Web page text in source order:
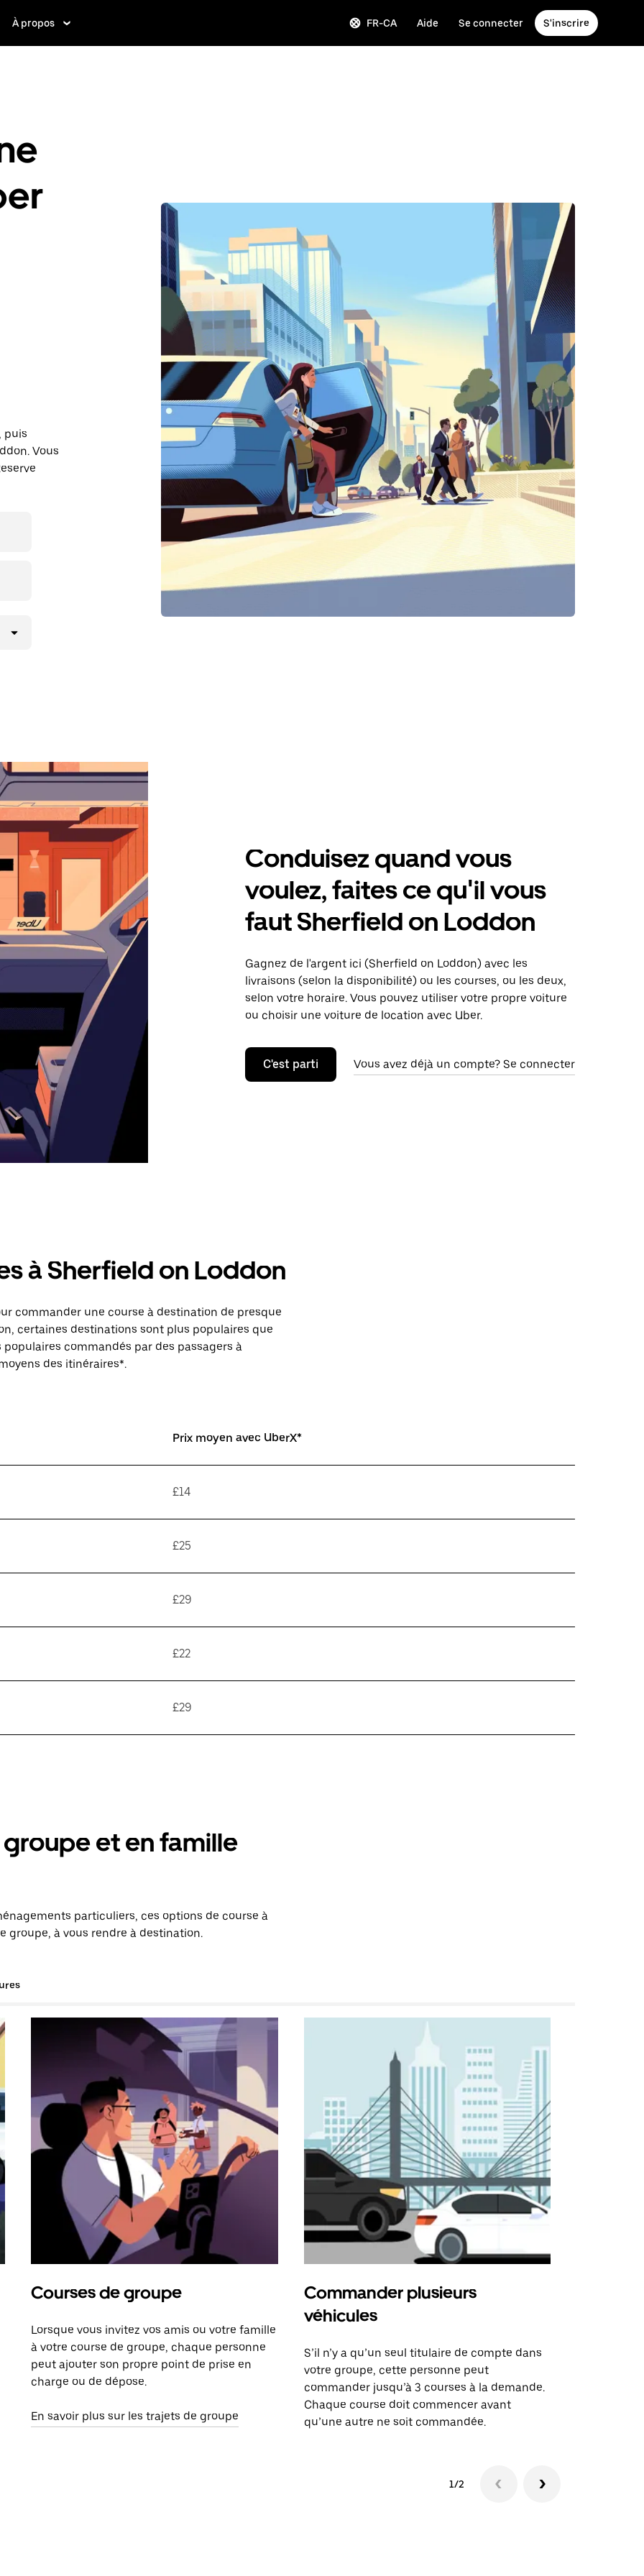
À propos FR-CA Aide Se connecter S'inscrire
puis
Vous
Conduisez quand vous
voulez, faites ce qu'il vous
faut Sherfield on Loddon
Gagnez de l'argent ici (Sherfield on Loddon) avec les
livraisons (selon la disponibilité) ou les courses, ou les deux,
selon votre horaire. Vous pouvez utiliser votre propre voiture
ou choisir une voiture de location avec Uber.
C'est parti Vous avez déjà un compte? Se connecter
à Sherfield on Loddon
commander une course à destination de presque
certaines destinations sont plus populaires que
commandés par des passagers à
des itinéraires*.
Prix moyen avec UberX*
£14
£25
£29
£22
£29
et en famille
particuliers, ces options de course à
groupe, à vous rendre à destination.
Courses de groupe
Lorsque vous invitez vos amis ou votre famille
à votre course de groupe, chaque personne
peut ajouter son propre point de prise en
charge ou de dépose.
En savoir plus sur les trajets de groupe
Commander plusieurs
véhicules
S’il n’y a qu’un seul titulaire de compte dans
votre groupe, cette personne peut
commander jusqu’à 3 courses à la demande.
Chaque course doit commencer avant
qu’une autre ne soit commandée.
1/2